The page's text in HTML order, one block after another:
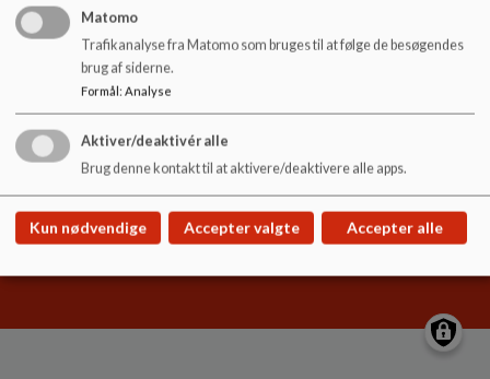
Gillestedvej 15, 5240 Odense NØ
odinskolen.buf@odense.dk
+45 63 75 22 33
EAN NR. 5798006606573
Sitemap
Cookie politik
Matomo
Trafikanalyse fra Matomo som bruges til at følge de besøgendes
brug af siderne.
Formål: Analyse
Aktiver/deaktivér alle
Brug denne kontakt til at aktivere/deaktivere alle apps.
Kun nødvendige Accepter valgte Accepter alle